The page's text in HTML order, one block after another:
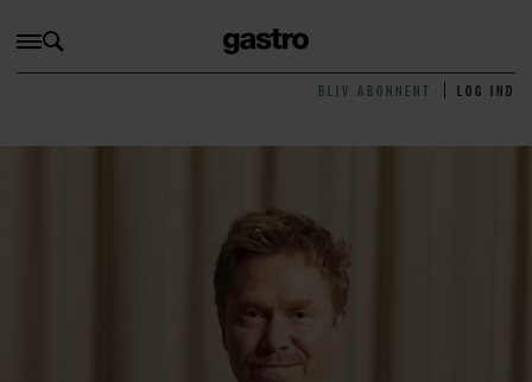
BLIV ABONNENT LOG IND